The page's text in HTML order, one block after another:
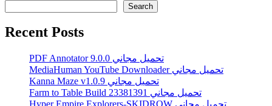
Search
Recent Posts
PDF Annotator 9.0.0 تحميل مجاني
MediaHuman YouTube Downloader تحميل مجاني
Kanna Maze v1.0.9 تحميل مجاني
Farm to Table Build 23381391 تحميل مجاني